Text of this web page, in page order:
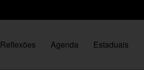
Reflexões Agenda Estaduais